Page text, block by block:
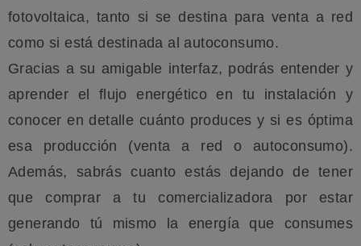
fotovoltaica, tanto si se destina para venta a red
como si está destinada al autoconsumo.
Gracias a su amigable interfaz, podrás entender y
aprender el flujo energético en tu instalación y
conocer en detalle cuánto produces y si es óptima
esa producción (venta a red o autoconsumo).
Además, sabrás cuanto estás dejando de tener
que comprar a tu comercializadora por estar
generando tú mismo la energía que consumes